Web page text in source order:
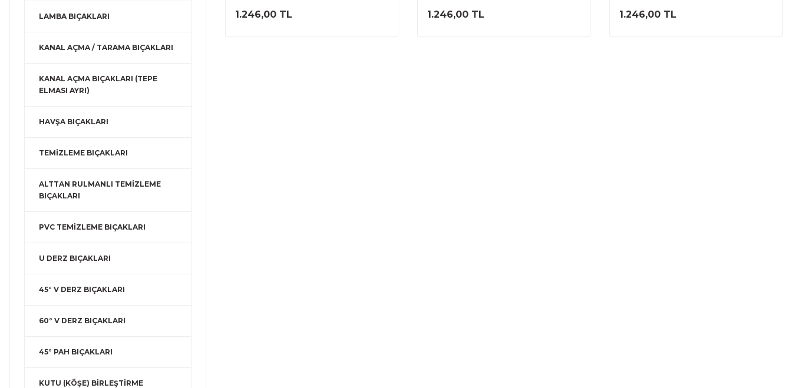
LAMBA BIÇAKLARI
KANAL AÇMA / TARAMA BIÇAKLARI
KANAL AÇMA BIÇAKLARI (TEPE
ELMASI AYRI)
HAVŞA BIÇAKLARI
TEMİZLEME BIÇAKLARI
ALTTAN RULMANLI TEMİZLEME
BIÇAKLARI
PVC TEMİZLEME BIÇAKLARI
U DERZ BIÇAKLARI
45° V DERZ BIÇAKLARI
60° V DERZ BIÇAKLARI
45° PAH BIÇAKLARI
KUTU (KÖŞE) BİRLEŞTİRME
1.246,00 TL
ÜRÜNÜ İNCELE
1.246,00 TL
ÜRÜNÜ İNCELE
1.246,00 TL
ÜRÜNÜ İNCELE